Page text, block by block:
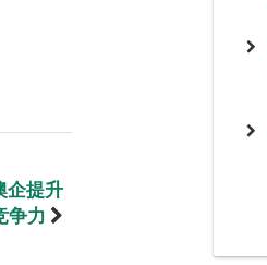
企提升
争力